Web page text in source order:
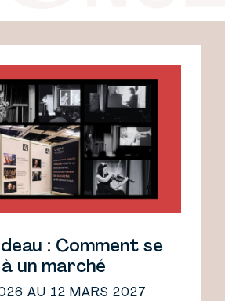
: Comment se
un marché
AU 12 MARS 2027